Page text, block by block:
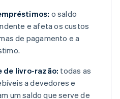
o saldo
e afeta os custos
de pagamento e a
de livro-razão: todas as
a devedores e
um saldo que serve de